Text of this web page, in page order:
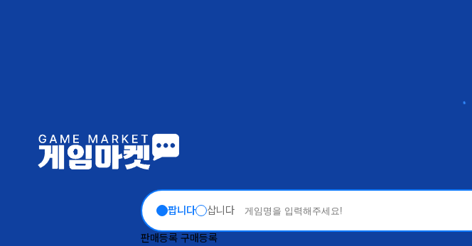
팝니다 삽니다
판매등록 구매등록